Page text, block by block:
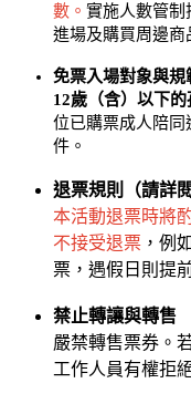
數。 實施人數管制
進場及購買周邊商
免票入場對象與規
12歲（含）以下的
位已購票成人陪
件。
退票規則（請詳閱
本活動退票時將
不接受退票 ，例
票，遇假日則提
禁止轉讓與轉售
嚴禁轉售票券。
工作人員有權拒